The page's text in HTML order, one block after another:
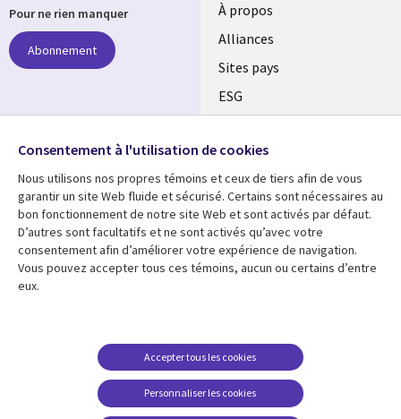
À propos
Alliances
Sites pays
ESG
Fusions
Salle de presse
Ressources
Articles
Études de cas
Baladodiffusions
Support
Restrictions et
conditions juridiques
Carrières FAQ
Pour ne rien manquer
Abonnement
Suivez-nous
Social
Media
Global
FR
Consentement à l'utilisation de cookies
Nous utilisons nos propres témoins et ceux de tiers afin de vous
garantir un site Web fluide et sécurisé. Certains sont nécessaires au
bon fonctionnement de notre site Web et sont activés par défaut.
D’autres sont facultatifs et ne sont activés qu’avec votre
consentement afin d’améliorer votre expérience de navigation.
Vous pouvez accepter tous ces témoins, aucun ou certains d’entre
eux.
Personnaliser les cookies
Accepter tous les cookies